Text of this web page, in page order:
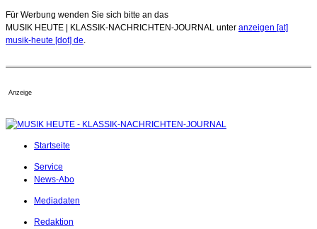
Für Werbung wenden Sie sich bitte an das
MUSIK HEUTE | KLASSIK-NACHRICHTEN-JOURNAL unter anzeigen [at]
musik-heute [dot] de.
Anzeige
Startseite
Service
News-Abo
Mediadaten
Redaktion